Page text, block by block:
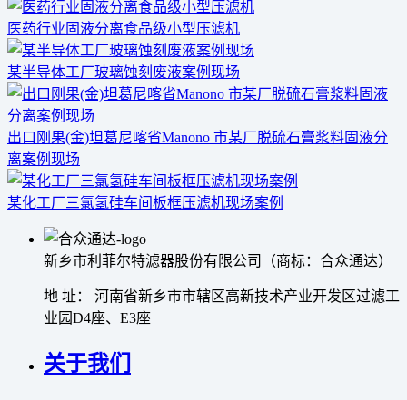
医药行业固液分离食品级小型压滤机
某半导体工厂玻璃蚀刻废液案例现场
出口刚果(金)坦葛尼喀省Manono 市某厂脱硫石膏浆料固液分
离案例现场
某化工厂三氯氢硅车间板框压滤机现场案例
新乡市利菲尔特滤器股份有限公司（商标：合众通达）
地 址： 河南省新乡市市辖区高新技术产业开发区过滤工
业园D4座、E3座
关于我们